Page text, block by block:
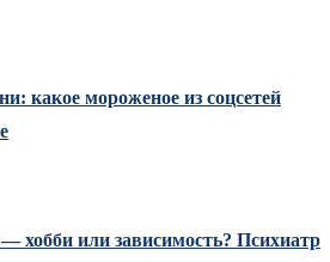
какое мороженое из соцсетей
хобби или зависимость? Психиатр